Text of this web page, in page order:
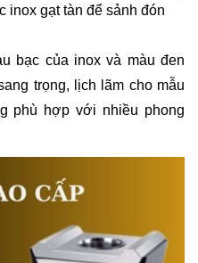
inox gạt tàn để sảnh đón
bạc của inox và màu đen
trọng, lịch lãm cho mẫu
phù hợp với nhiều phong